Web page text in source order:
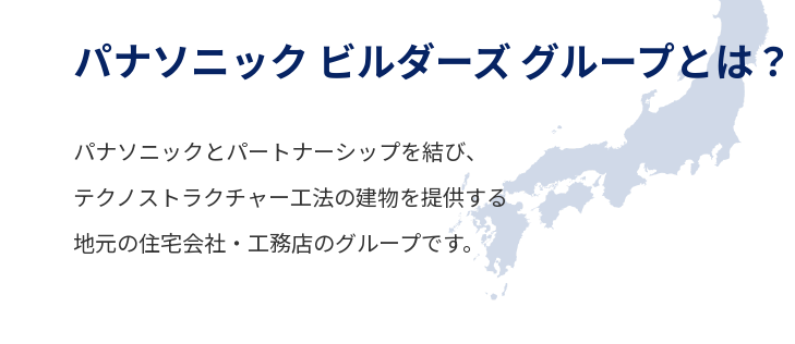
パナソニック ビルダーズ グループとは？
パナソニックとパートナーシップを結び、
テクノストラクチャー工法の建物を提供する
地元の住宅会社・工務店のグループです。